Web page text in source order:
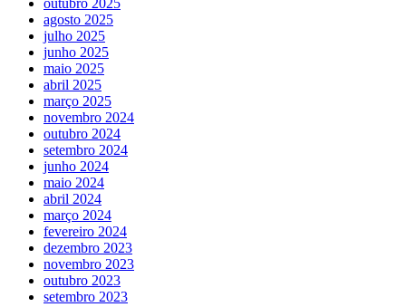
agosto 2025
julho 2025
junho 2025
maio 2025
abril 2025
março 2025
novembro 2024
outubro 2024
setembro 2024
junho 2024
maio 2024
abril 2024
março 2024
fevereiro 2024
dezembro 2023
novembro 2023
outubro 2023
setembro 2023